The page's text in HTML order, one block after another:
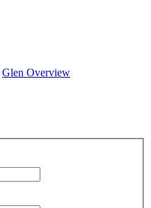
Glen Overview